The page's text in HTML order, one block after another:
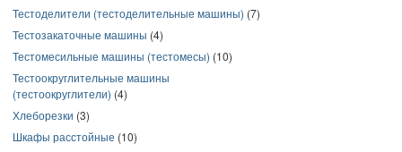
Тестоделители (тестоделительные машины) (7)
Тестозакаточные машины (4)
Тестомесильные машины (тестомесы) (10)
Тестоокруглительные машины
(тестоокруглители) (4)
Хлеборезки (3)
Шкафы расстойные (10)